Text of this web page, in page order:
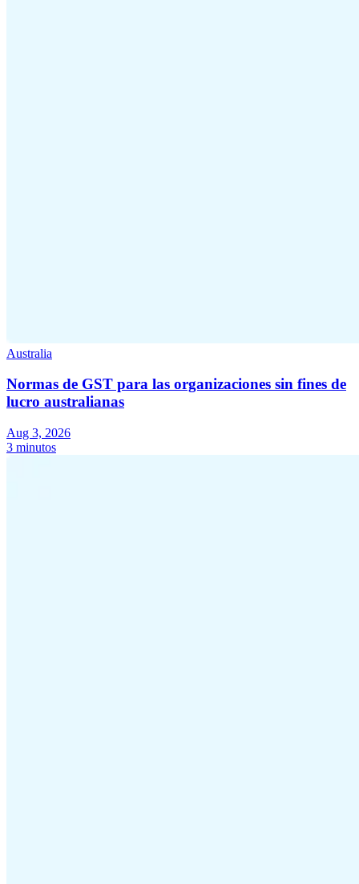
Australia
Normas de GST para las organizaciones sin fines de
lucro australianas
Aug 3, 2026
3 minutos